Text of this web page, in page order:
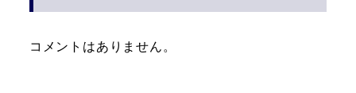
コメントはありません。